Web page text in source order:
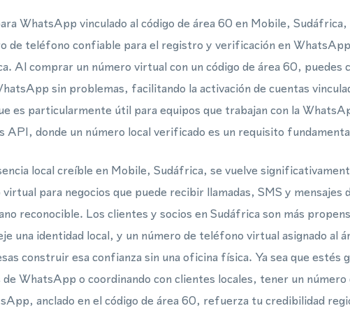
WhatsApp vinculado al código de área 60 en Mobile,
de teléfono confiable para el registro y verificación en
Al comprar un número virtual con un código de área 60, puedes
sin problemas, facilitando la activación de cuentas
es particularmente útil para equipos que trabajan con la
API, donde un número local verificado es un requisito
local creíble en Mobile, Sudáfrica, se vuelve
para negocios que puede recibir llamadas, SMS y mensajes
reconocible. Los clientes y socios en Sudáfrica son más
una identidad local, y un número de teléfono virtual asignado al
construir esa confianza sin una oficina física. Ya sea que estés
WhatsApp o coordinando con clientes locales, tener un
anclado en el código de área 60, refuerza tu credibilidad